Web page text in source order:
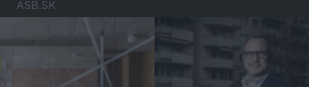
ASB.SK